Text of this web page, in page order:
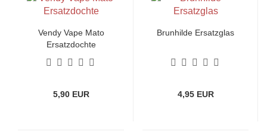
Vendy Vape Mato
Ersatzdochte
5,90 EUR
Brunhilde Ersatzglas
4,95 EUR